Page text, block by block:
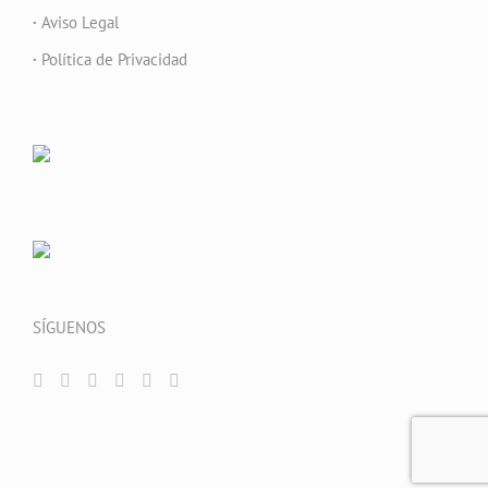
· Aviso Legal
· Política de Privacidad
SÍGUENOS